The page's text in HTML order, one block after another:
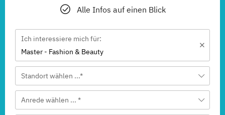
Alle Infos auf einen Blick
Ich interessiere mich für:
Master - Fashion & Beauty
Standort wählen ...*
Anrede wählen ... *